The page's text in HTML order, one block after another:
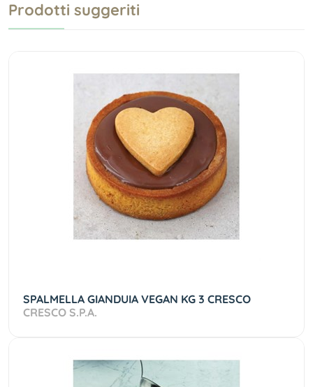
Prodotti suggeriti
SPALMELLA GIANDUIA VEGAN KG 3 CRESCO
CRESCO S.P.A.